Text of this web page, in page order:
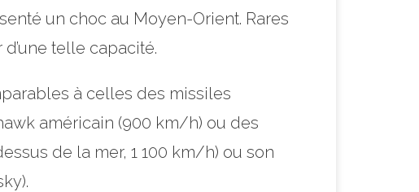
un choc au Moyen-Orient. Rares
telle capacité.
à celles des missiles
américain (900 km/h) ou des
de la mer, 1 100 km/h) ou son